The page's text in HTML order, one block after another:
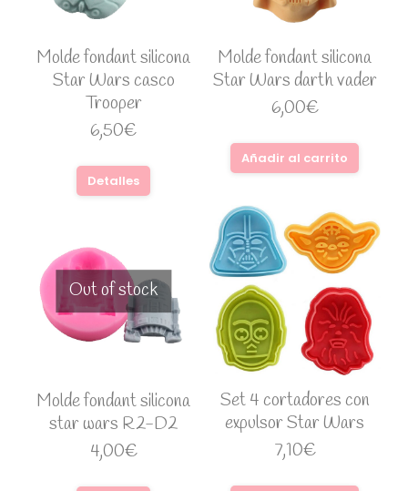
Molde fondant silicona
Star Wars casco
Trooper
6,50€
Detalles
Molde fondant silicona
Star Wars darth vader
6,00€
Añadir al carrito
Out of stock
Molde fondant silicona
star wars R2-D2
4,00€
Set 4 cortadores con
expulsor Star Wars
7,10€